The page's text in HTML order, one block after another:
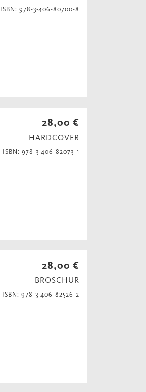
ISBN: 978-3-406-80700-8
28,00 €
HARDCOVER
ISBN: 978-3-406-82073-1
28,00 €
BROSCHUR
ISBN: 978-3-406-82526-2